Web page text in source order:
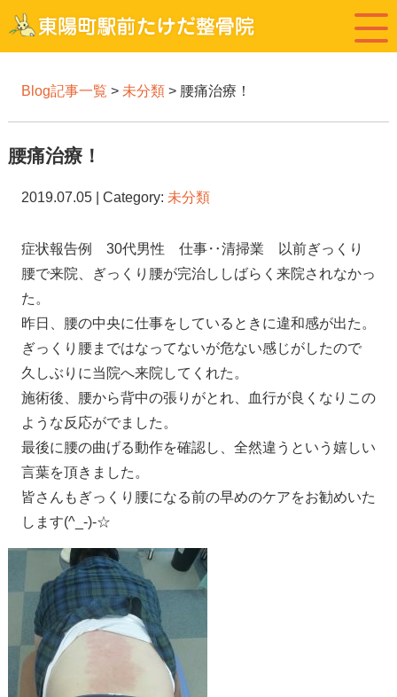
Blog記事一覧 > 未分類> 腰痛治療！
腰痛治療！
2019.07.05 | Category: 未分類
症状報告例 30代男性 仕事‥清掃業 以前ぎっくり
腰で来院、ぎっくり腰が完治ししばらく来院されなかっ
た。
昨日、腰の中央に仕事をしているときに違和感が出た。
ぎっくり腰まではなってないが危ない感じがしたので
久しぶりに当院へ来院してくれた。
施術後、腰から背中の張りがとれ、血行が良くなりこの
ような反応がでました。
最後に腰の曲げる動作を確認し、全然違うという嬉しい
言葉を頂きました。
皆さんもぎっくり腰になる前の早めのケアをお勧めいた
します(^_-)-☆